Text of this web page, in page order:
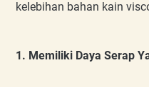
kelebihan bahan kain
1. Memiliki Daya Serap